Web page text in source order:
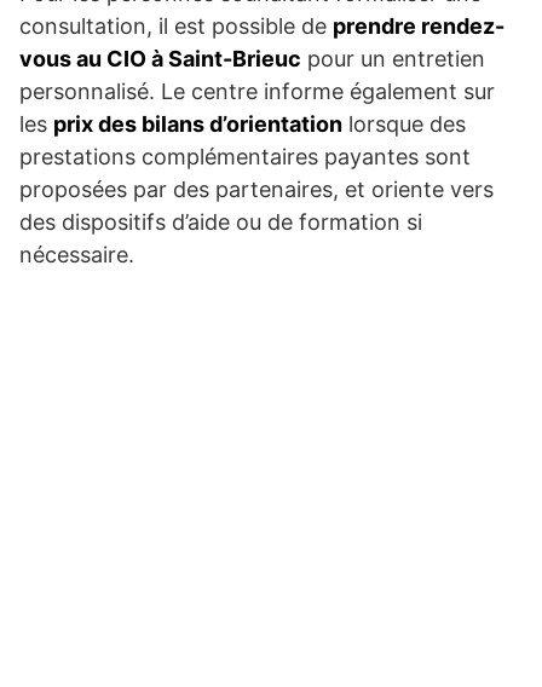
consultation, il est possible de prendre rendez-
vous au CIO à Saint-Brieuc pour un entretien
personnalisé. Le centre informe également sur
les prix des bilans d’orientation lorsque des
prestations complémentaires payantes sont
proposées par des partenaires, et oriente vers
des dispositifs d’aide ou de formation si
nécessaire.